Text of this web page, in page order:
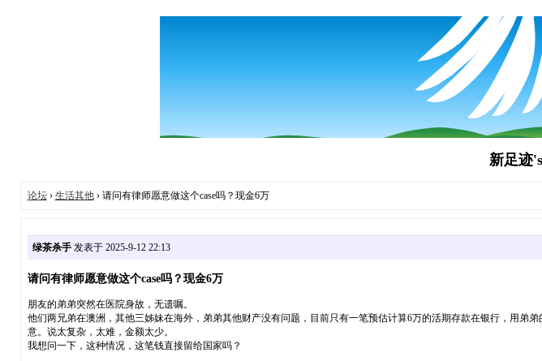
新足迹
论坛› 生活其他› 请问有律师愿意做这个case吗？现金6万
绿茶杀手发表于 2025-9-12 22:13
请问有律师愿意做这个case吗？现金6万
朋友的弟弟突然在医院身故，无遗嘱。
他们两兄弟在澳洲，其他三姊妹在海外，弟弟其他财产没有问题，目前只有一笔预估计算6万的活期存款在银行，用
意。说太复杂，太难，金额太少。
我想问一下，这种情况，这笔钱直接留给国家吗？